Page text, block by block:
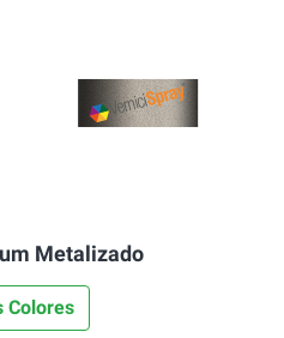
Metalizado
Colores